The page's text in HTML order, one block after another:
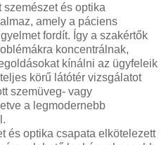
szemészet és optika
amely a páciens
fordít. Így a szakértők
koncentrálnak,
kínálni az ügyfeleik
körű látótér vizsgálatot
szemüveg- vagy
a legmodernebb
és optika csapata elkötelezett